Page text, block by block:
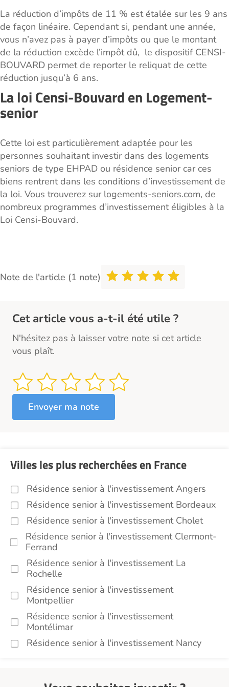
Villes les plus recherchées en France
Résidence senior à l'investissement Angers
Résidence senior à l'investissement Bordeaux
Résidence senior à l'investissement Cholet
Résidence senior à l'investissement Clermont-
Ferrand
Résidence senior à l'investissement La
Rochelle
Résidence senior à l'investissement
Montpellier
Résidence senior à l'investissement
Montélimar
Résidence senior à l'investissement Nancy
La réduction d’impôts de 11 % est étalée sur les 9 ans
de façon linéaire. Cependant si, pendant une année,
vous n’avez pas à payer d’impôts ou que le montant
de la réduction excède l’impôt dû, le dispositif CENSI-
BOUVARD permet de reporter le reliquat de cette
réduction jusqu’à 6 ans.
La loi Censi-Bouvard en Logement-
senior
Cette loi est particulièrement adaptée pour les
personnes souhaitant investir dans des logements
seniors de type EHPAD ou résidence senior car ces
biens rentrent dans les conditions d’investissement de
la loi. Vous trouverez sur logements-seniors.com, de
nombreux programmes d’investissement éligibles à la
Loi Censi-Bouvard.
Note de l'article (1 note)
Cet article vous a-t-il été utile ?
N'hésitez pas à laisser votre note si cet article
vous plaît.